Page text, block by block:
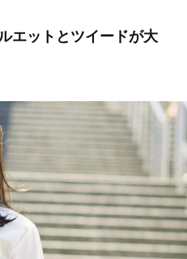
エットとツイードが大